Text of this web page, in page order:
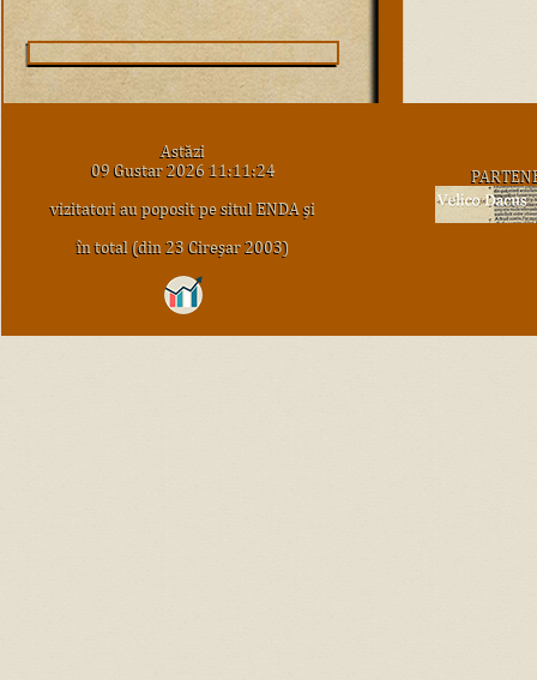
Astăzi
09 Gustar 2026 11:11:24
vizitatori au poposit pe situl ENDA şi
în total (din 23 Cireşar 2003)